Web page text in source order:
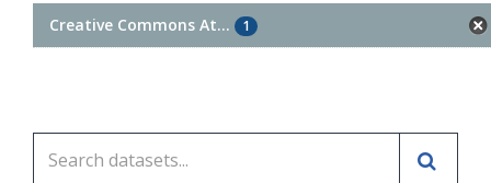
Creative Commons At... 1